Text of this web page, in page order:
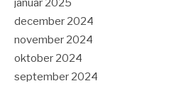
januar 2025
december 2024
november 2024
oktober 2024
september 2024